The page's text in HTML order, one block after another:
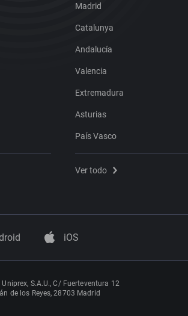
Madrid
Catalunya
Andalucía
Valencia
Extremadura
Asturias
País Vasco
Ver todo
iOS
S.A.U., C/ Fuerteventura 12
de los Reyes, 28703 Madrid